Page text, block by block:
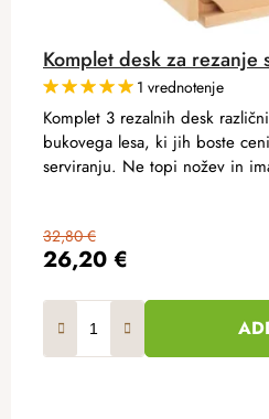
Komplet desk za rezanje
1 vrednotenje
26,20 €
32,80 €
Komplet 3 rezalnih desk
bukovega lesa, ki jih boste
serviranju. Ne topi nožev in